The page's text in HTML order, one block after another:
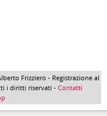
Frizziero - Registrazione al
i diritti riservati - Contatti